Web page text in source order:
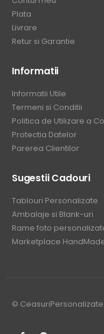
Plata
Livrare
Retur si Garantie
Informatii
Informatii Utile
Termeni si Conditii
Politica de Utilizare a
Protectia Datelor
Parerea Clientilor
Sugestii Cadouri
Tablouri Personalizate
Ambalaje si Blank-uri
Rame foto
Marketplace
© CeasuriPersonalizate